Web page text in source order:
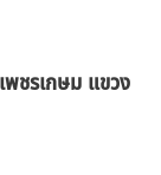
ชรเกษม แขวง